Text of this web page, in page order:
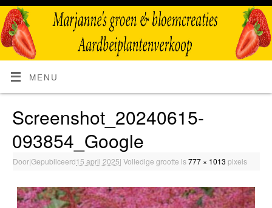
MENU
Screenshot_20240615-
093854_Google
Door|Gepubliceerd15 april 2025| Volledige grootte is777 × 1013 pixels